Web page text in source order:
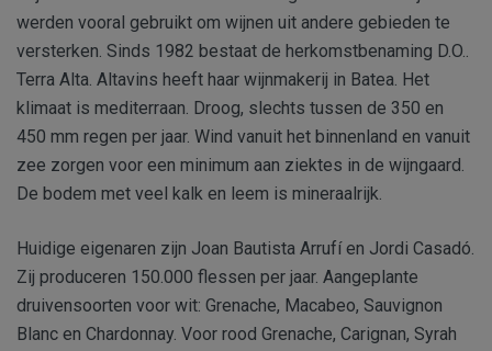
werden vooral gebruikt om wijnen uit andere gebieden te
versterken. Sinds 1982 bestaat de herkomstbenaming D.O..
Terra Alta. Altavins heeft haar wijnmakerij in Batea. Het
klimaat is mediterraan. Droog, slechts tussen de 350 en
450 mm regen per jaar. Wind vanuit het binnenland en vanuit
zee zorgen voor een minimum aan ziektes in de wijngaard.
De bodem met veel kalk en leem is mineraalrijk.
Huidige eigenaren zijn Joan Bautista Arrufí en Jordi Casadó.
Zij produceren 150.000 flessen per jaar. Aangeplante
druivensoorten voor wit: Grenache, Macabeo, Sauvignon
Blanc en Chardonnay. Voor rood Grenache, Carignan, Syrah